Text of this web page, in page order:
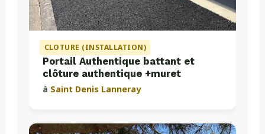
CLOTURE (INSTALLATION)
Portail Authentique battant et
clôture authentique +muret
à Saint Denis Lanneray